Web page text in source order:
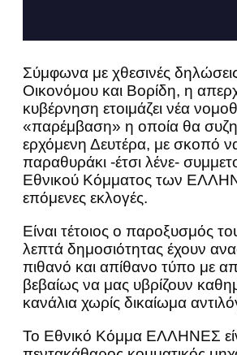
Σύμφωνα με χθεσινές
Οικονόμου και Βορίδη, η
κυβέρνηση ετοιμάζει νέα
«παρέμβαση» η οποία θα
ερχόμενη Δευτέρα, με σκοπό
παραθυράκι -έτσι λένε-
Εθνικού Κόμματος των
επόμενες εκλογές.
Είναι τέτοιος ο παροξυσμός
λεπτά δημοσιότητας έχουν
πιθανό και απίθανο τύπο με
βεβαίως να μας υβρίζουν
κανάλια χωρίς δικαίωμα
Το Εθνικό Κόμμα ΕΛΛΗΝΕΣ